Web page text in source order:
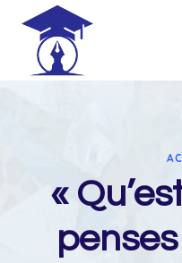
content
«